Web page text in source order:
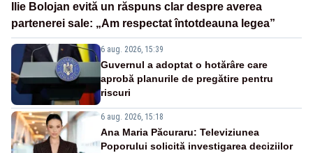
Ilie Bolojan evită un răspuns clar despre averea
partenerei sale: „Am respectat întotdeauna legea”
6 aug. 2026, 15:39
Guvernul a adoptat o hotărâre care
aprobă planurile de pregătire pentru
riscuri
6 aug. 2026, 15:18
Ana Maria Păcuraru: Televiziunea
Poporului solicită investigarea deciziilor